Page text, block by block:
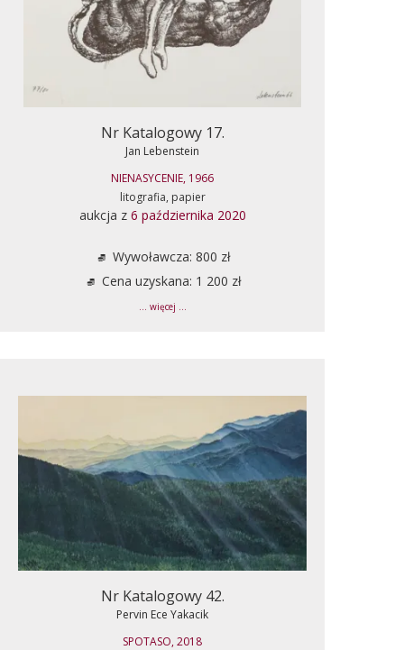
Nr Katalogowy 17.
Jan Lebenstein
NIENASYCENIE, 1966
litografia, papier
aukcja z 6 października 2020
Wywoławcza: 800 zł
Cena uzyskana: 1 200 zł
... więcej ...
Nr Katalogowy 42.
Pervin Ece Yakacik
SPOTASO, 2018